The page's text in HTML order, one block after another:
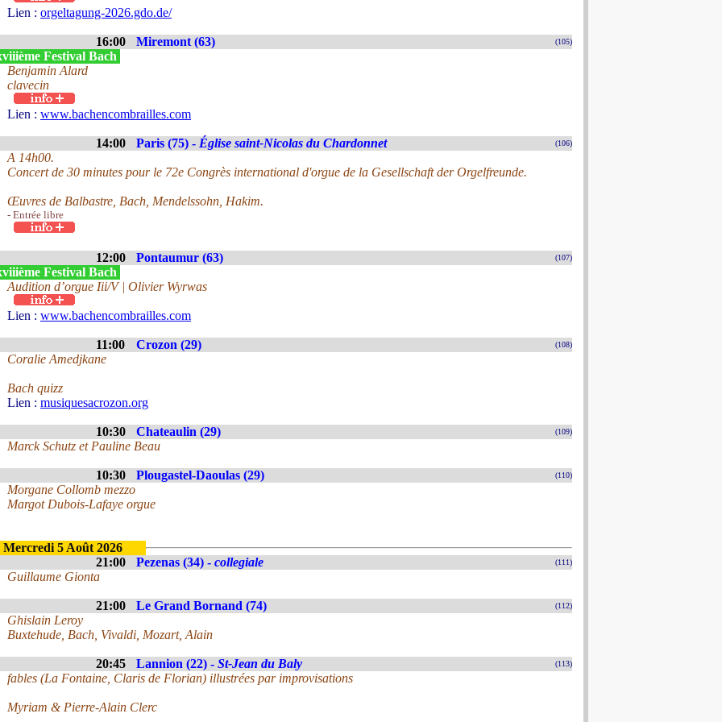
Lien : orgeltagung-2026.gdo.de/
16:00 Miremont (63) (105)
Festival Bach
Benjamin Alard
clavecin
Lien : www.bachencombrailles.com
14:00 Paris (75) - Église saint-Nicolas du Chardonnet (106)
A 14h00.
Concert de 30 minutes pour le 72e Congrès international d'orgue de la Gesellschaft der Orgelfreunde.
Œuvres de Balbastre, Bach, Mendelssohn, Hakim.
- Entrée libre
12:00 Pontaumur (63) (107)
Festival Bach
Audition d’orgue Iii/V | Olivier Wyrwas
Lien : www.bachencombrailles.com
11:00 Crozon (29) (108)
Coralie Amedjkane
Bach quizz
Lien : musiquesacrozon.org
10:30 Chateaulin (29) (109)
Marck Schutz et Pauline Beau
10:30 Plougastel-Daoulas (29) (110)
Morgane Collomb mezzo
Margot Dubois-Lafaye orgue
Mercredi 5 Août 2026
21:00
Pezenas (34) - collegiale (111)
Guillaume Gionta
21:00 Le Grand Bornand (74) (112)
Ghislain Leroy
Buxtehude, Bach, Vivaldi, Mozart, Alain
20:45 Lannion (22) - St-Jean du Baly (113)
fables (La Fontaine, Claris de Florian) illustrées par improvisations
Myriam & Pierre-Alain Clerc